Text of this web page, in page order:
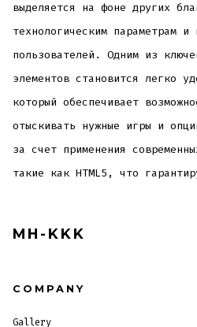
выделяется на фоне других
технологическим параметрам и
пользователей. Одним из
элементов становится легко
который обеспечивает
отыскивать нужные игры и
за счет применения
такие как HTML5, что
MH-KKK
COMPANY
Gallery